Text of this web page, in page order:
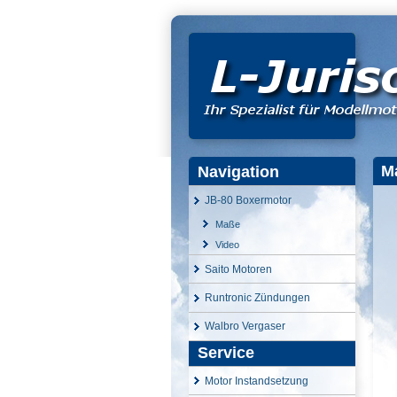
Navigation
JB-80 Boxermotor
Maße
Video
Saito Motoren
Runtronic Zündungen
Walbro Vergaser
Service
Motor Instandsetzung